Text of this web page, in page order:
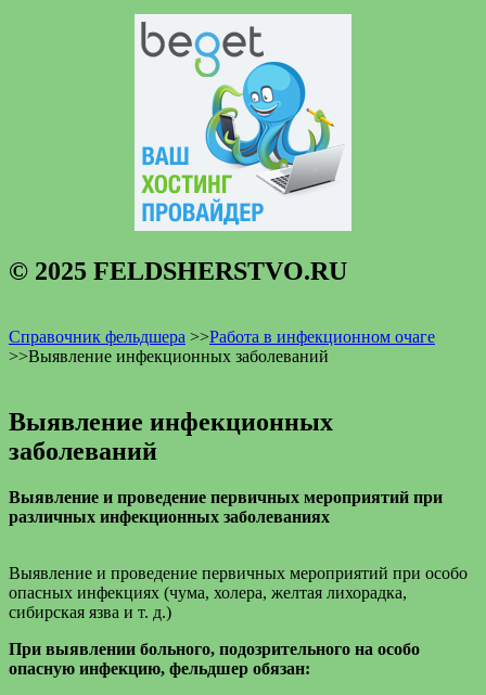
© 2025 FELDSHERSTVO.RU
Справочник фельдшера >>Работа в инфекционном очаге
>>Выявление инфекционных заболеваний
Выявление инфекционных
заболеваний
Выявление и проведение первичных мероприятий при
различных инфекционных заболеваниях
Выявление и проведение первичных мероприятий при особо
опасных инфекциях (чума, холера, желтая лихорадка,
сибирская язва и т. д.)
При выявлении больного, подозрительного на особо
опасную инфекцию, фельдшер обязан: